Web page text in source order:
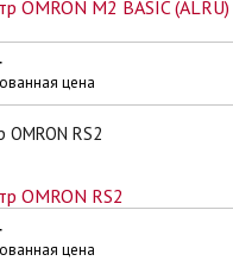
цена
RS2
цена